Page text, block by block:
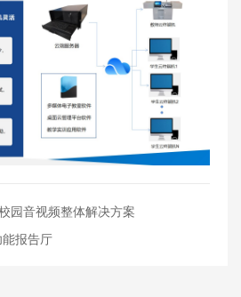
园音视频整体解决方案
报告厅